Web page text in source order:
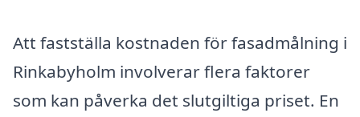
Att fastställa kostnaden för fasadmålning i
Rinkabyholm involverar flera faktorer
som kan påverka det slutgiltiga priset. En